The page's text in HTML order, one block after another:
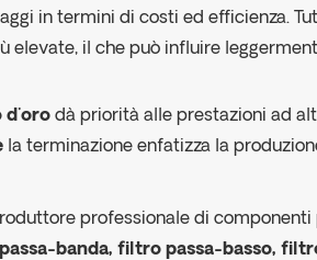
in termini di costi ed efficienza.
elevate, il che può influire
d'orodà priorità alle prestazioni ad
la terminazione enfatizza la
professionale di componenti
banda, filtro passa-basso,